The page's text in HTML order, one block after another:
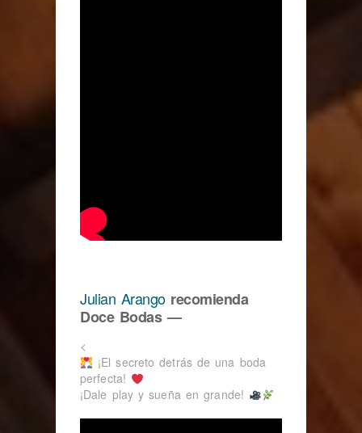
Julian Arangorecomienda
Doce Bodas —
<
¡El secreto detrás de una boda
perfecta!
¡Dale play y sueña en grande!